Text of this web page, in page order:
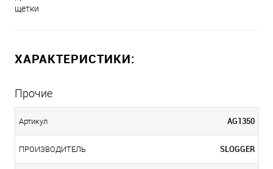
щетки
ХАРАКТЕРИСТИКИ:
Прочие
Артикул AG1350
ПРОИЗВОДИТЕЛЬ SLOGGER